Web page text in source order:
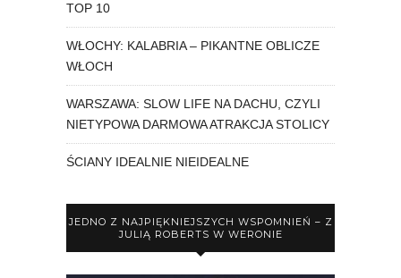
TOP 10
WŁOCHY: KALABRIA – PIKANTNE OBLICZE
WŁOCH
WARSZAWA: SLOW LIFE NA DACHU, CZYLI
NIETYPOWA DARMOWA ATRAKCJA STOLICY
ŚCIANY IDEALNIE NIEIDEALNE
JEDNO Z NAJPIĘKNIEJSZYCH WSPOMNIEŃ – Z
JULIĄ ROBERTS W WERONIE